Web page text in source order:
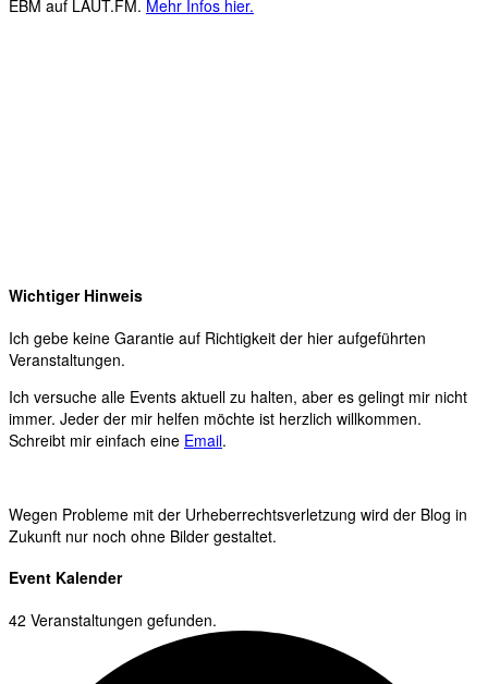
EBM auf LAUT.FM. Mehr Infos hier.
Wichtiger Hinweis
Ich gebe keine Garantie auf Richtigkeit der hier aufgeführten
Veranstaltungen.
Ich versuche alle Events aktuell zu halten, aber es gelingt mir nicht
immer. Jeder der mir helfen möchte ist herzlich willkommen.
Schreibt mir einfach eine Email.
Wegen Probleme mit der Urheberrechtsverletzung wird der Blog in
Zukunft nur noch ohne Bilder gestaltet.
Event Kalender
42 Veranstaltungen gefunden.